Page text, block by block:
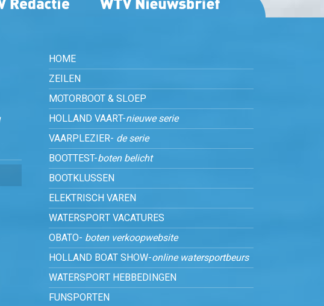
HOME
ZEILEN
MOTORBOOT & SLOEP
HOLLAND VAART-nieuwe serie
VAARPLEZIER- de serie
BOOTTEST-boten belicht
BOOTKLUSSEN
ELEKTRISCH VAREN
WATERSPORT VACATURES
OBATO- boten verkoopwebsite
HOLLAND BOAT SHOW-online watersportbeurs
WATERSPORT HEBBEDINGEN
FUNSPORTEN